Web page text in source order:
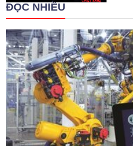
ĐỌC NHIỀU